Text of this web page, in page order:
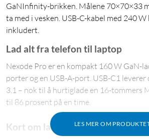
GaNInfinity-brikken. Målene 70×70×33
ta med i vesken. USB-C-kabel med 240
inkludert.
LES MER OM
Lad alt fra telefon til laptop
Nexode Pro er en kompakt 160 W GaN-
porter og en USB-A-port. USB-C1
3.1 – nok til å hurtiglade en 16-tommers
til 86 prosent på en time.
Kort om laderen